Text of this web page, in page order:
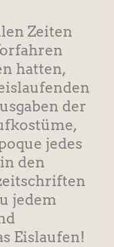
Zeiten
hatten,
der
jedes
den
jedem
Eislaufen!